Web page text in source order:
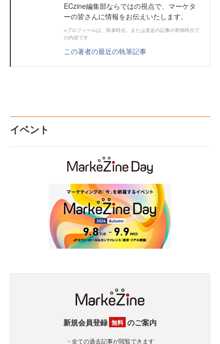
ECzine編集部ならではの視点で、マーケタ
ーの皆さんに情報をお伝えいたします。
※プロフィールは、執筆時点、または直近の記事の寄稿時点で
の内容です
この著者の最近の執筆記事
イベント
新規会員登録 無料 のご案内
・全ての過去記事が閲覧できます